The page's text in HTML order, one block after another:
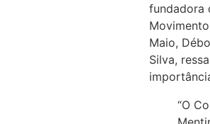
fundadora
Maio,
Silva,
“O